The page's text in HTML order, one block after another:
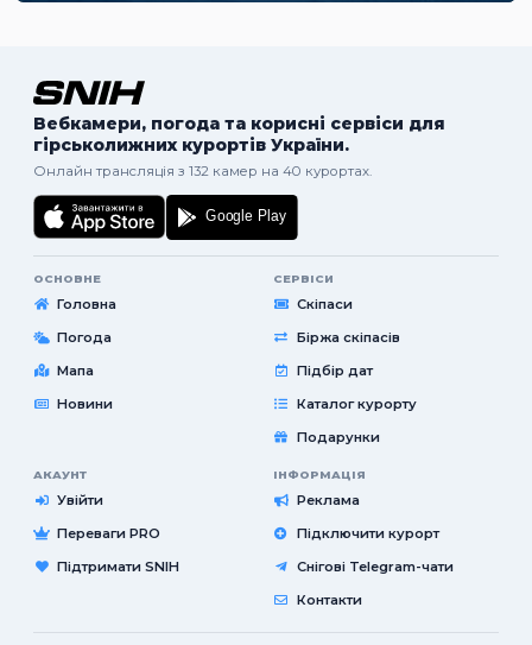
Вебкамери, погода та корисні сервіси для
гірськолижних курортів України.
Онлайн трансляція з 132 камер на 40 курортах.
ОСНОВНЕ
Головна
Погода
Мапа
Новини
СЕРВІСИ
Скіпаси
Біржа скіпасів
Підбір дат
Каталог курорту
Подарунки
АКАУНТ
Увійти
Переваги PRO
Підтримати SNIH
ІНФОРМАЦІЯ
Реклама
Підключити курорт
Снігові Telegram-чати
Контакти